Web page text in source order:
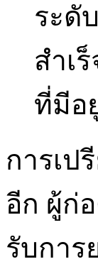
ระดั
สำเ
ที่มีอ
การเป
อีก ผู้ก่
รับการ